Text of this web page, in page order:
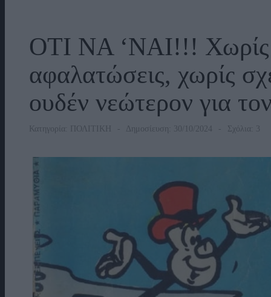
ΟΤΙ ΝΑ ‘ΝΑΙ!!! Χωρίς
αφαλατώσεις, χωρίς
ουδέν νεώτερον για
Κατηγορία: ΠΟΛΙΤΙΚΗ Δημοσίευση: 30/10/2024 Σχόλια: 3